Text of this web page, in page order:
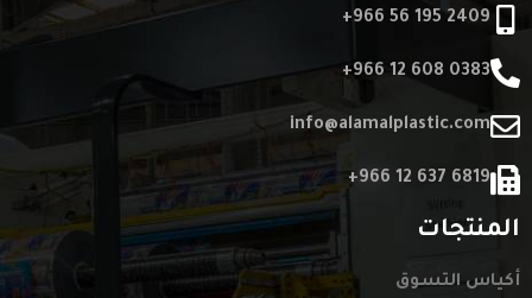
+966 56 195 2409
+966 12 608 0383
info@alamalplastic.com
+966 12 637 6819
المنتجات
أكياس التسوق